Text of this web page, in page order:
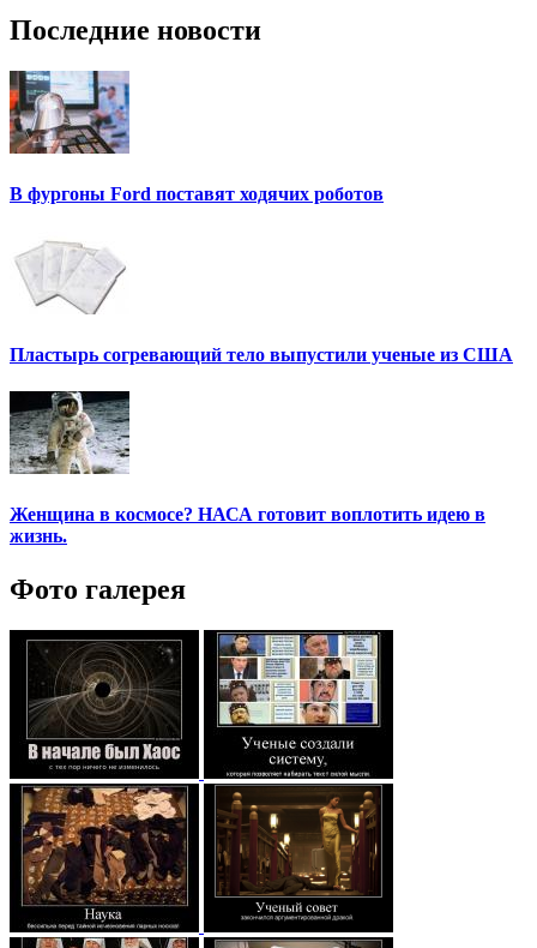
Последние новости
В фургоны Ford поставят ходячих роботов
Пластырь согревающий тело выпустили ученые из США
Женщина в космосе? НАСА готовит воплотить идею в
жизнь.
Фото галерея